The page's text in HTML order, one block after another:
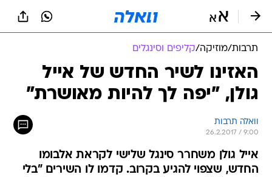
תרבות/מוזיקה/קליפים וסינגלים
האזינו לשיר החדש של אייל
גולן, "יפה לך להיות מאושרת"
וואלה תרבות
26.2.2017 / 9:00
אייל גולן משחרר סינגל שלישי לקראת אלבומו
החדש, שצפוי להגיע בקרוב. קדמו לו השירים "בלי